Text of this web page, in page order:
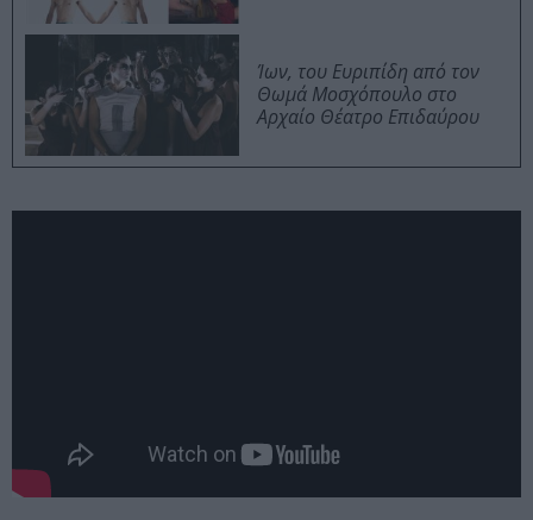
Ίων, του Ευριπίδη από τον
Θωμά Μοσχόπουλο στο
Αρχαίο Θέατρο Επιδαύρου